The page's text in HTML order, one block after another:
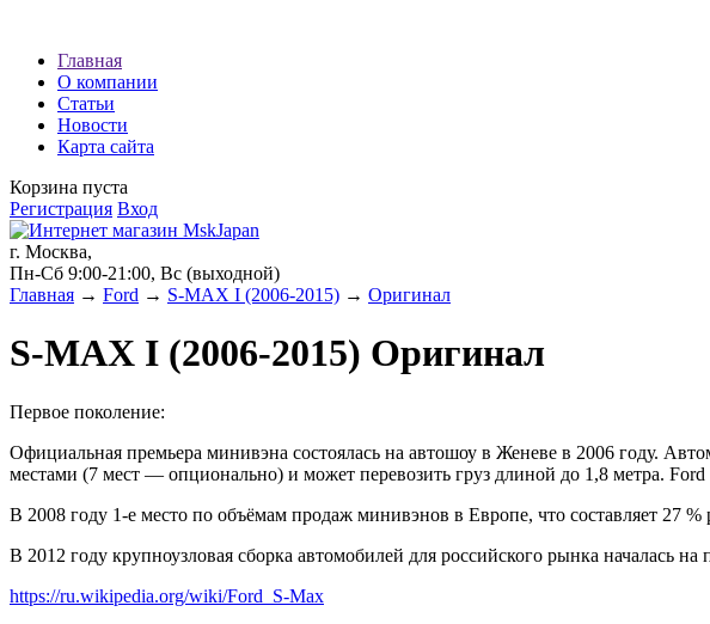
экспресс займы
Главная
О компании
Статьи
Новости
Карта сайта
Корзина пуста
Регистрация Вход
г. Москва,
Пн-Сб 9:00-21:00, Вс (выходной)
Главная → Ford → S-MAX I (2006-2015) → Оригинал
S-MAX I (2006-2015) Оригинал
Первое поколение:
Официальная премьера минивэна состоялась на автошоу в Женеве в 2006 году.
местами (7 мест — опционально) и может перевозить груз длиной до 1,8 метра.
В 2008 году 1-е место по объёмам продаж минивэнов в Европе, что составляет 27
В 2012 году крупноузловая сборка автомобилей для российского рынка началась на
https://ru.wikipedia.org/wiki/Ford_S-Max